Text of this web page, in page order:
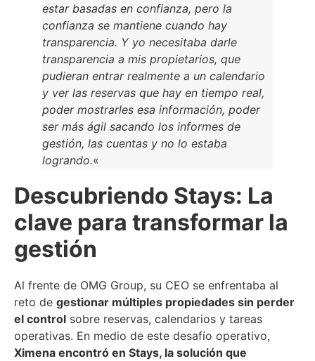
estar basadas en confianza, pero la
confianza se mantiene cuando hay
transparencia. Y yo necesitaba darle
transparencia a mis propietarios, que
pudieran entrar realmente a un calendario
y ver las reservas que hay en tiempo real,
poder mostrarles esa información, poder
ser más ágil sacando los informes de
gestión, las cuentas y no lo estaba
logrando.«
Descubriendo Stays: La
clave para transformar la
gestión
Al frente de OMG Group, su CEO se enfrentaba al
reto de gestionar múltiples propiedades sin perder
el control sobre reservas, calendarios y tareas
operativas. En medio de este desafío operativo,
Ximena encontró en Stays, la solución que